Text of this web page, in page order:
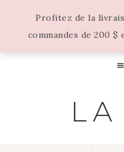
Profitez de la
commandes de 200 $